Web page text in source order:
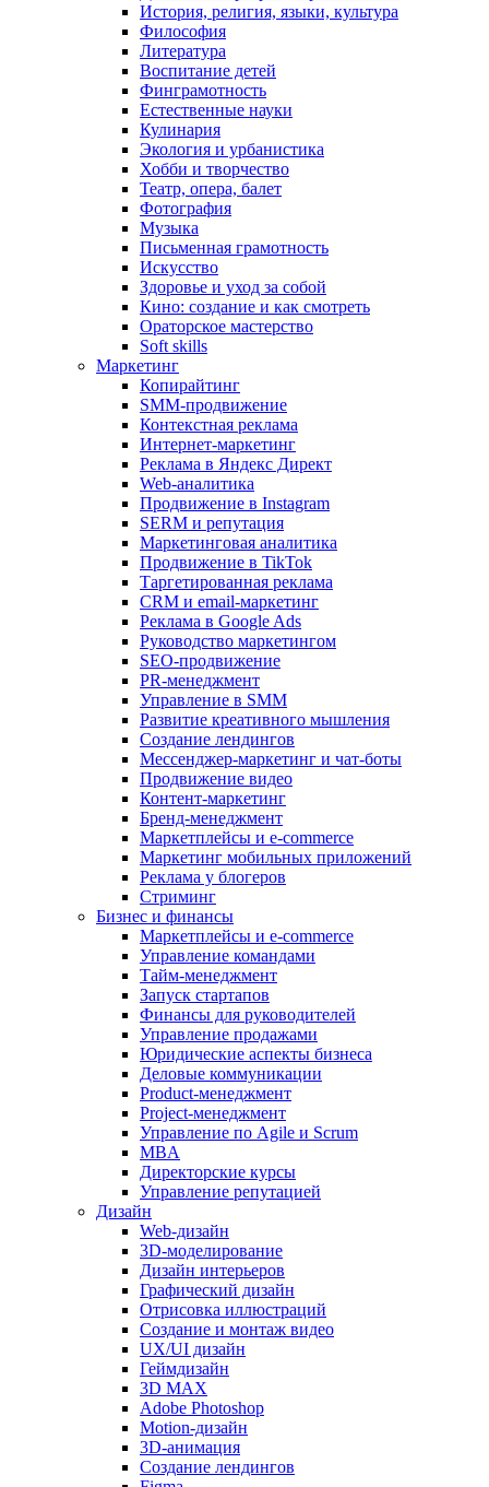
История, религия, языки, культура
Философия
Литература
Воспитание детей
Финграмотность
Естественные науки
Кулинария
Экология и урбанистика
Хобби и творчество
Театр, опера, балет
Фотография
Музыка
Письменная грамотность
Искусство
Здоровье и уход за собой
Кино: создание и как смотреть
Ораторское мастерство
Soft skills
Маркетинг
Копирайтинг
SMM-продвижение
Контекстная реклама
Интернет-маркетинг
Реклама в Яндекс Директ
Web-аналитика
Продвижение в Instagram
SERM и репутация
Маркетинговая аналитика
Продвижение в TikTok
Таргетированная реклама
CRM и email-маркетинг
Реклама в Google Ads
Руководство маркетингом
SEO-продвижение
PR-менеджмент
Управление в SMM
Развитие креативного мышления
Создание лендингов
Мессенджер-маркетинг и чат-боты
Продвижение видео
Контент-маркетинг
Бренд-менеджмент
Маркетплейсы и e-commerce
Маркетинг мобильных приложений
Реклама у блогеров
Стриминг
Бизнес и финансы
Маркетплейсы и e-commerce
Управление командами
Тайм-менеджмент
Запуск стартапов
Финансы для руководителей
Управление продажами
Юридические аспекты бизнеса
Деловые коммуникации
Product-менеджмент
Project-менеджмент
Управление по Agile и Scrum
MBA
Директорские курсы
Управление репутацией
Дизайн
Web-дизайн
3D-моделирование
Дизайн интерьеров
Графический дизайн
Отрисовка иллюстраций
Создание и монтаж видео
UX/UI дизайн
Геймдизайн
3D MAX
Adobe Photoshop
Motion-дизайн
3D-анимация
Создание лендингов